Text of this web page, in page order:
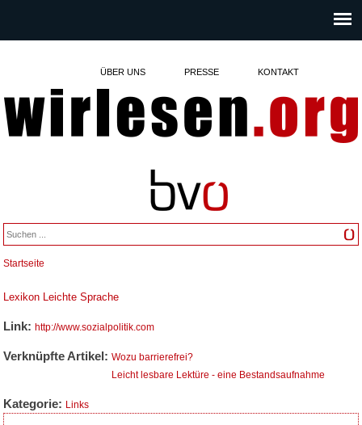
ÜBER UNS PRESSE KONTAKT
Sie sind hier
Startseite
Lexikon Leichte Sprache
Link:http://www.sozialpolitik.com
Verknüpfte Artikel:Wozu barrierefrei?
Leicht lesbare Lektüre - eine Bestandsaufnahme
Kategorie: Links